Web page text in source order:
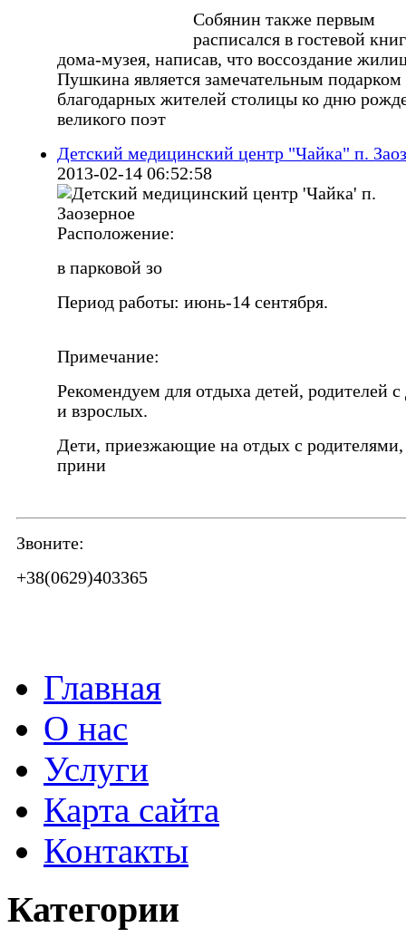
Собянин также первым
расписался в гостевой
дома-музея, написав, что воссоздание
Пушкина является замечательным подарком
благодарных жителей столицы ко дню
великого поэт
Детский медицинский центр "Чайка" п.
2013-02-14 06:52:58
Расположение:
в парковой зо
Период работы: июнь-14 сентября.
Примечание:
Рекомендуем для отдыха детей, родителей с
и взрослых.
Дети, приезжающие на отдых с родителями,
прини
Звоните:
+38(0629)403365
Главная
О нас
Услуги
Карта сайта
Контакты
Категории